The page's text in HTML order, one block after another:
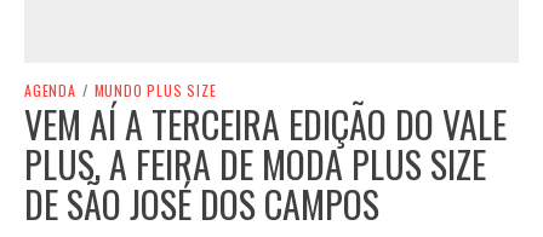
AGENDA / MUNDO PLUS SIZE
VEM AÍ A TERCEIRA EDIÇÃO DO VALE
PLUS, A FEIRA DE MODA PLUS SIZE
DE SÃO JOSÉ DOS CAMPOS